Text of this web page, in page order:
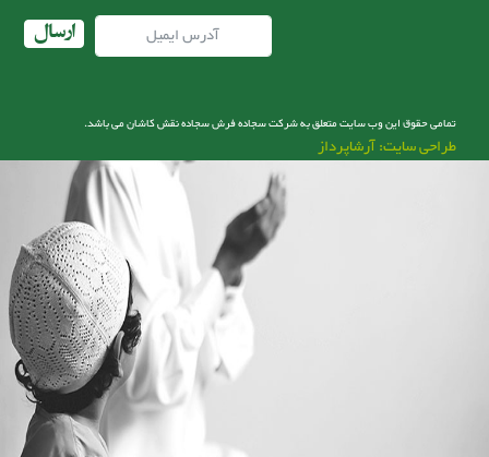
ارسال
تمامی حقوق این وب سایت متعلق به شرکت سجاده فرش سجاده نقش کاشان می باشد.
طراحی سایت: آرشاپرداز